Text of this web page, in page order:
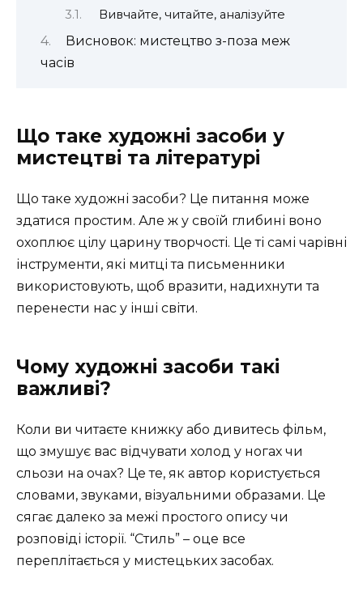
Вивчайте, читайте, аналізуйте
Висновок: мистецтво з-поза меж
часів
Що таке художні засоби у
мистецтві та літературі
Що таке художні засоби? Це питання може
здатися простим. Але ж у своїй глибині воно
охоплює цілу царину творчості. Це ті самі чарівні
інструменти, які митці та письменники
використовують, щоб вразити, надихнути та
перенести нас у інші світи.
Чому художні засоби такі
важливі?
Коли ви читаєте книжку або дивитесь фільм,
що змушує вас відчувати холод у ногах чи
сльози на очах? Це те, як автор користується
словами, звуками, візуальними образами. Це
сягає далеко за межі простого опису чи
розповіді історії. “Стиль” – оце все
переплітається у мистецьких засобах.